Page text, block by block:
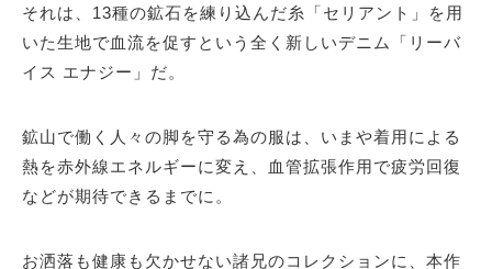
それは、13種の鉱石を練り込んだ糸「セリアント」を用
いた生地で血流を促すという全く新しいデニム「リーバ
イス エナジー」だ。
鉱山で働く人々の脚を守る為の服は、いまや着用による
熱を赤外線エネルギーに変え、血管拡張作用で疲労回復
などが期待できるまでに。
お洒落も健康も欠かせない諸兄のコレクションに、本作